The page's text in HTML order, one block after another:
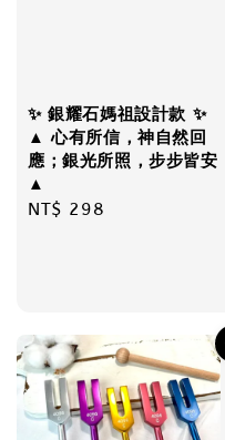
✨ 銀耀石媽祖設計款 ✨
▲ 心有所信，神自然回
應；銀光所照，步步皆安
▲
Regular
NT$ 298